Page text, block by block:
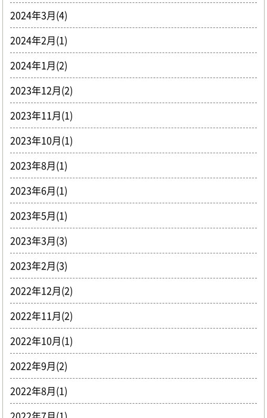
2024年3月(4)
2024年2月(1)
2024年1月(2)
2023年12月(2)
2023年11月(1)
2023年10月(1)
2023年8月(1)
2023年6月(1)
2023年5月(1)
2023年3月(3)
2023年2月(3)
2022年12月(2)
2022年11月(2)
2022年10月(1)
2022年9月(2)
2022年8月(1)